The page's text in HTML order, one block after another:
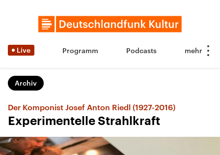
Live Programm Podcasts
Archiv
Der Komponist Josef Anton Riedl (1927-2016)
Experimentelle Strahlkraft